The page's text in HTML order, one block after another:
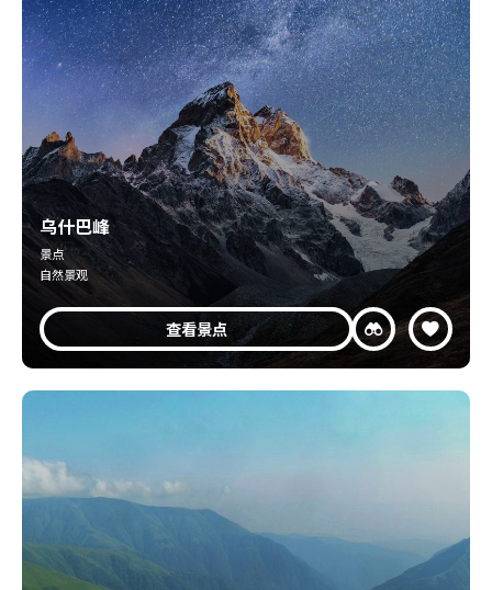
乌什巴峰
景点
自然景观
查看景点